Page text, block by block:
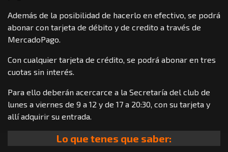
Además de la posibilidad de hacerlo en efectivo, se podrá
abonar con tarjeta de débito y de credito a través de
MercadoPago.
Con cualquier tarjeta de crédito, se podrá abonar en tres
cuotas sin interés.
Para ello deberán acercarce a la Secretaría del club de
lunes a viernes de 9 a 12 y de 17 a 20:30, con su tarjeta y
allí adquirir su entrada.
Lo que tenes que saber: